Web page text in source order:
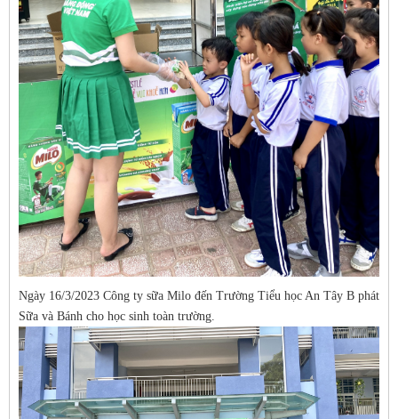
Ngày 16/3/2023 Công ty sữa Milo đến Trường Tiểu học An Tây B phát
Sữa và Bánh cho học sinh toàn trường.